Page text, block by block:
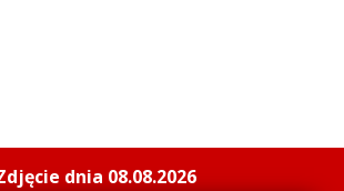
dnia 08.08.2026